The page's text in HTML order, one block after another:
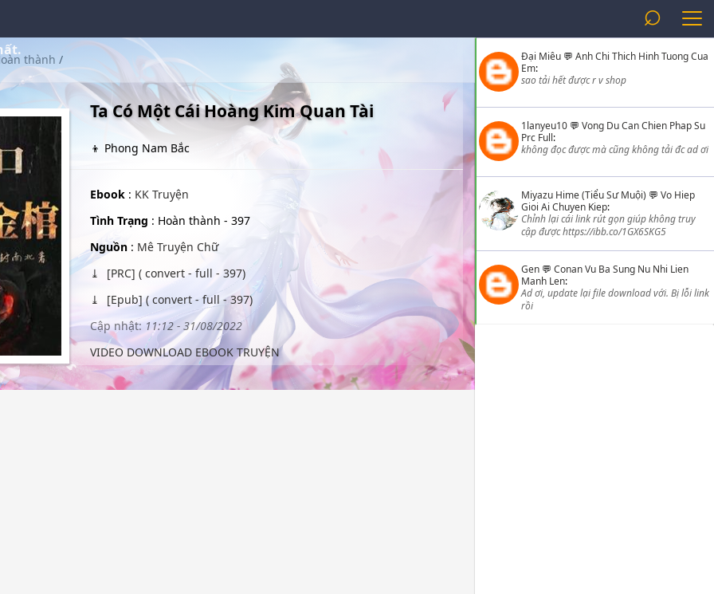
⌕
thành /
Ta Có Một Cái Hoàng Kim Quan Tài
👦 Phong Nam Bắc
Ebook : KK Truyện
Tình Trạng : Hoàn thành - 397
Nguồn: Mê Truyện Chữ
[PRC] ( convert - full - 397)
[Epub] ( convert - full - 397)
Cập nhật:11:12 - 31/08/2022
VIDEO DOWNLOAD EBOOK TRUYỆN
Đại Miêu 💬 Anh Chi Thich Hinh Tuong Cua
Em:
sao tải hết được r v shop
1lanyeu10 💬 Vong Du Can Chien Phap Su
Prc Full:
không đọc được mà cũng không tải đc ad ơi
Miyazu Hime (Tiểu Sư Muội) 💬 Vo Hiep
Gioi Ai Chuyen Kiep:
Chỉnh lại cái link rút gọn giúp không truy
cập được https://ibb.co/1GX6SKG5
Gen 💬 Conan Vu Ba Sung Nu Nhi Lien
Manh Len:
Ad ơi, update lại file download với. Bị lỗi link
rồi